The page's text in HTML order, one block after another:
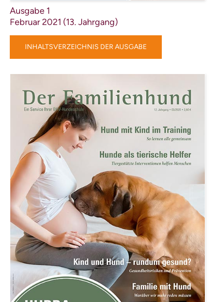
Ausgabe 1
Februar 2021 (13. Jahrgang)
INHALTSVERZEICHNIS DER AUSGABE